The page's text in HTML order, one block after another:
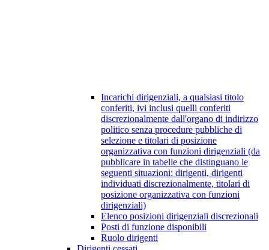
Incarichi dirigenziali, a qualsiasi titolo
conferiti, ivi inclusi quelli conferiti
discrezionalmente dall'organo di indirizzo
politico senza procedure pubbliche di
selezione e titolari di posizione
organizzativa con funzioni dirigenziali (da
pubblicare in tabelle che distinguano le
seguenti situazioni: dirigenti, dirigenti
individuati discrezionalmente, titolari di
posizione organizzativa con funzioni
dirigenziali)
Elenco posizioni dirigenziali discrezionali
Posti di funzione disponibili
Ruolo dirigenti